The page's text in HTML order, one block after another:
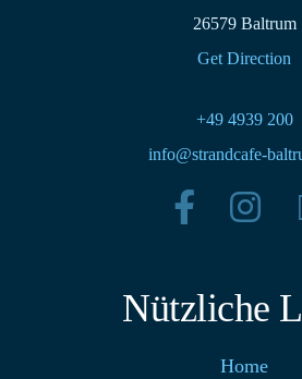
26579 Baltrum
Get Direction
+49 4939 200
info@strandcafe-
Nützliche
Home